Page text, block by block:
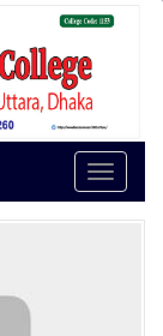
Toggle